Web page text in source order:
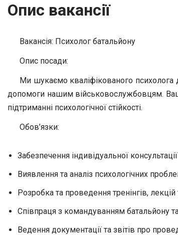
Опис вакансії
Вакансія: Психолог батальйону
Опис посади:
Ми шукаємо кваліфікованого психолога
допомоги нашим військовослужбовцям.
підтриманні психологічної стійкості.
Обов’язки:
Забезпечення індивідуальної
Виявлення та аналіз психологічних
Розробка та проведення тренінгів,
Співпраця з командуванням батальйону
Ведення документації та звітів про